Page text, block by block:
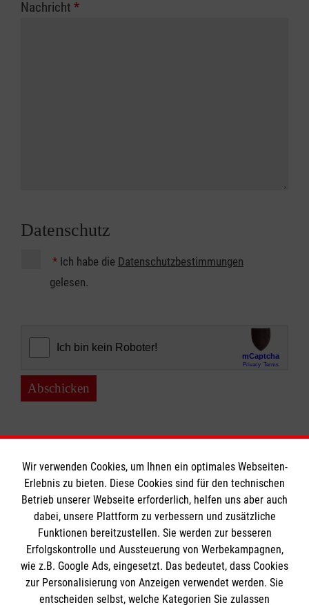
Nachricht *
Datenschutz
* Ich habe die Datenschutzbestimmungen
gelesen.
Abschicken
Informationen
Impressum
Datenschutz
Barrierefreiheit
Die Malteser
Wir verwenden Cookies, um Ihnen ein optimales Webseiten-
Erlebnis zu bieten. Diese Cookies sind für den technischen
Betrieb unserer Webseite erforderlich, helfen uns aber auch
dabei, unsere Plattform zu verbessern und zusätzliche
Funktionen bereitzustellen. Sie werden zur besseren
Erfolgskontrolle und Aussteuerung von Werbekampagnen,
wie z.B. Google Ads, eingesetzt. Das bedeutet, dass Cookies
zur Personalisierung von Anzeigen verwendet werden. Sie
entscheiden selbst, welche Kategorien Sie zulassen